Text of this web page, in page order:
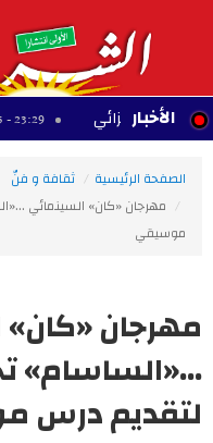
الأخبار
الجزائي 23:29 - 2026/08/05
الصفحة الرئيسية
ثقافة و فنّ
مهرجان «كان» السينمائي
موسيقي
مهرجان «كان»
...«الساسام»
لتقديم درس